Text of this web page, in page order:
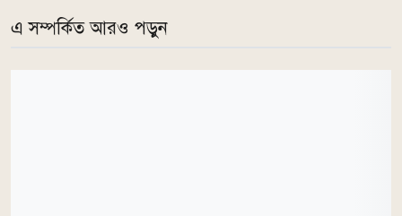
এ সম্পর্কিত আরও পড়ুন